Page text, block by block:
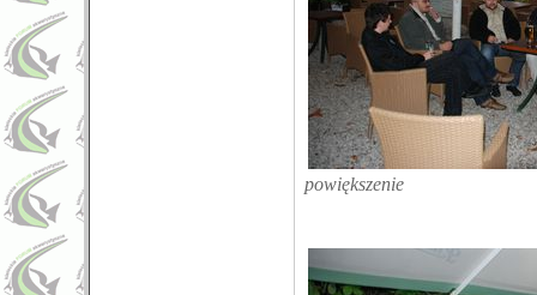
powiększenie